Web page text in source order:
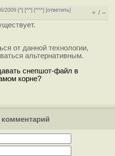
2009 [^] [^^] [^^^] [ответить]
+ / –
от данной технологии,
альтернативным.
снепшот-файл в
корне?